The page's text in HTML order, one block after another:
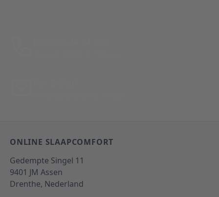
ONLINE SLAAPCOMFORT
Gedempte Singel 11
9401 JM Assen
Drenthe, Nederland